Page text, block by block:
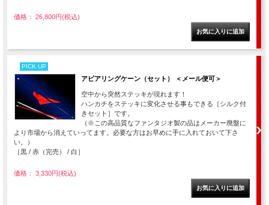
価格： 26,800円(税込)
PICK UP
アピアリングケーン（セット） ＜メール便可＞
空中から突然ステッキが現れます！
ハンカチをステッキに変化させる事もできる［シルク付
きセット］です。
（※この高品質なファンタジオ製の品はメーカー廃盤に
より市場から消えていってます。必要な方はお早めに手に入れておいて下さ
い。）
［黒 / 赤（完売） / 白］
価格： 3,330円(税込)